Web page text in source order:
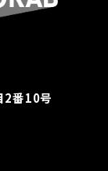
2番10号